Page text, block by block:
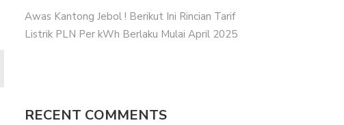
Awas Kantong Jebol ! Berikut Ini Rincian Tarif
Listrik PLN Per kWh Berlaku Mulai April 2025
RECENT COMMENTS